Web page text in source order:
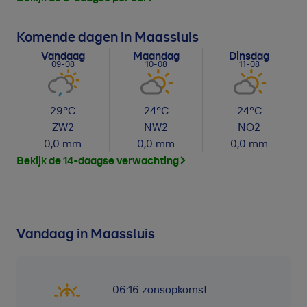
Komende dagen in Maassluis
Vandaag
09-08
29°C
ZW2
0,0 mm
Maandag
10-08
24°C
NW2
0,0 mm
Dinsdag
11-08
24°C
NO2
0,0 mm
Bekijk de 14-daagse verwachting
Vandaag in Maassluis
06:16 zonsopkomst